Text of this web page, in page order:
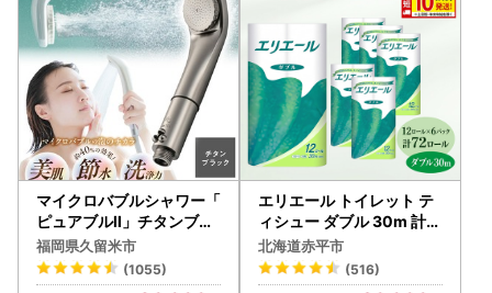
マイクロバブルシャワー「
ピュアブルⅡ」チタンブラ
ック _シャワーヘッド 〔Q
x015〕
福岡県久留米市
(1055)
エリエール トイレット テ
ィシュー ダブル 30m 計7
2ロール
北海道赤平市
(516)